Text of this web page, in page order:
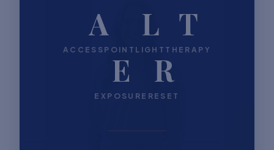
A
ACCESSPOINT
L
LIGHT
T
THERAPY
E
EXPOSURE
R
RESET